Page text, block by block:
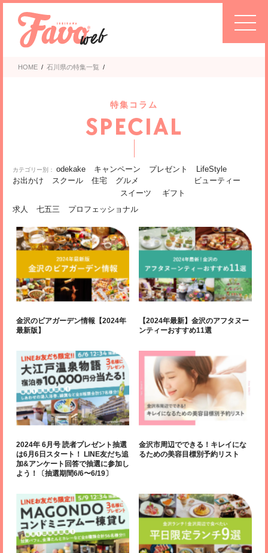
HOME / 石川県の特集一覧 /
特集コラム
SPECIAL
odekake キャンペーン プレゼント
LifeStyle
お出かけ
スクール 住宅
グルメ
スイーツ
ギフト
ビューティー
求人 七五三 プロフェッショナル
金沢のビアガーデン情報【2024年
最新版】
【2024年最新】金沢のアフタヌー
ンティーおすすめ11選
2024年 6月号 読者プレゼント抽選
は6月6日スタート！ LINE友だち追
加&アンケート回答で抽選に参加し
よう！〔抽選期間6/6〜6/19〕
金沢市周辺でできる！キレイにな
るための美容目標別予約リスト